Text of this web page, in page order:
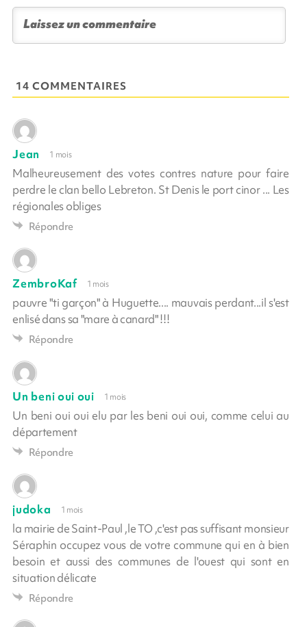
14 COMMENTAIRES
Jean 1 mois
Malheureusement des votes contres nature pour faire
perdre le clan bello Lebreton. St Denis le port cinor ... Les
régionales obliges
Répondre
ZembroKaf 1 mois
pauvre "ti garçon" à Huguette.... mauvais perdant...il s'est
enlisé dans sa "mare à canard" !!!
Répondre
Un beni oui oui 1 mois
Un beni oui oui elu par les beni oui oui, comme celui au
département
Répondre
judoka 1 mois
la mairie de Saint-Paul ,le TO ,c'est pas suffisant monsieur
Séraphin occupez vous de votre commune qui en à bien
besoin et aussi des communes de l'ouest qui sont en
situation délicate
Répondre